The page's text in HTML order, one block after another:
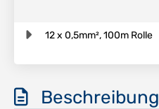
12 x 0,5mm², 100m Rolle
Beschreibung